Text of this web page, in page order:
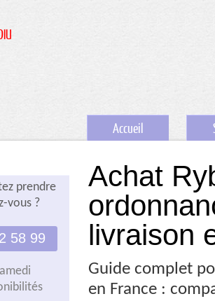
Accueil
prendre
vous ?
58 99
Achat
livraison
Guide complet
en France :